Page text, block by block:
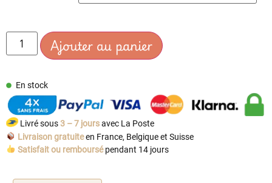
Ajouter au panier
En stock
Livré sous3 – 7 joursavec La Poste
Livraison gratuiteen France, Belgique et Suisse
Satisfait ou remboursépendant 14 jours